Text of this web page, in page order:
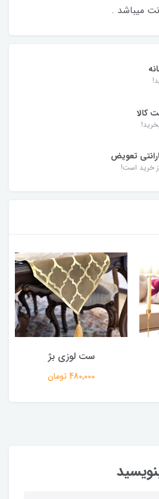
کالا
خرید است!
ست لوزی بژ
480,000 تومان